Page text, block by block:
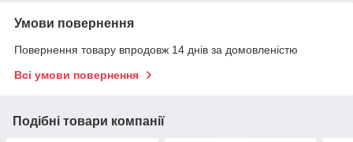
Умови повернення
Повернення товару впродовж 14 днів за домовленістю
Всі умови повернення
Подібні товари компанії